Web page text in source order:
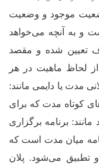
موجود و وضعیت
و به آنچه می‌خواهد
تعیین شده و مقصد
لحاظ ماهیت در هر
مدت یا دایمی مانند:
کوتاه مدت که برای
برنامه برگزاری
میان مدت است که
تطبیق می‌شود. پلان